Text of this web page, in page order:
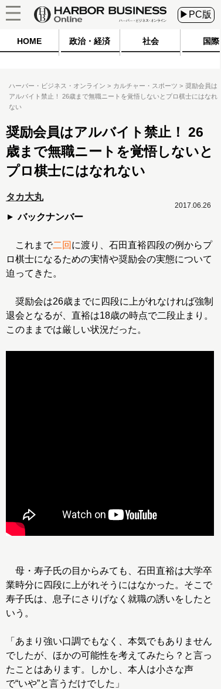
▶PC版
HOME 政治・経済 社会 国際
ハーバー・ビジネス・オンライン カルチャー・スポーツ
奨励会員は
アルバイト禁止！ 26歳まで無職ニートを覚悟しないとプロ棋士にはなれ
ない
奨励会員はアルバイト禁止！ 26
歳まで無職ニートを覚悟しないと
プロ棋士にはなれない
タカ大丸
バックナンバー
2017.06.26
これまで二回 に渡り、石田直裕四段の例からプ
ロ棋士になるための実情や奨励会の実態について
迫ってきた。
奨励会は26歳までに四段に上がれなければ強制
退会となるが、直裕は18歳の時点で二段止まり。
このままでは厳しい状況だった。
母・寿子氏の目からみても、石田直裕は大学卒
業時分に四段に上がれそうにはなかった。そこで
寿子氏は、息子にさりげなく就職の誘いをしたと
いう。
「あまり強い口調でもなく、本気でもありません
でしたが、ほかの可能性を考えてみたら？と言っ
たことはあります。しかし、本人は小さな声
で“いや”と言うだけでした」